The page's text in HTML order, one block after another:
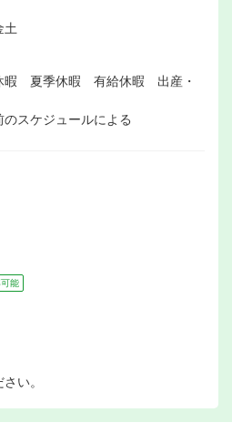
土
暇 夏季休暇 有給休暇 出産・
スケジュールによる
能
い。